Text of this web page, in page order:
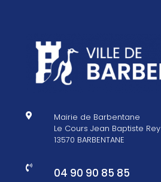

Mairie de Barbentane
Le Cours Jean Baptiste Rey
13570 BARBENTANE
 04 90 90 85 85